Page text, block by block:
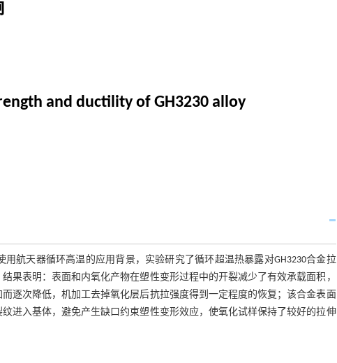
and ductility of GH3230 alloy
航天器循环高温的应用背景，实验研究了循环超温热暴露对GH3230合金拉
果表明：表面和内氧化产物在塑性变形过程中的开裂减少了有效承载面积，
逐次降低，机加工去掉氧化层后抗拉强度得到一定程度的恢复；该合金表面
进入基体，避免产生缺口约束塑性变形效应，使氧化试样保持了较好的拉伸